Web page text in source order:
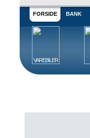
FORSIDE BANK
VAREBILER